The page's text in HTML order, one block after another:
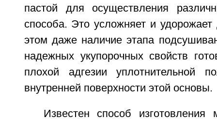
пастой для осуществления
способа. Это усложняет и
этом даже наличие этапа
надежных укупорочных свойств
плохой адгезии уплотнительной
внутренней поверхности этой основы.
Известен способ изготовления